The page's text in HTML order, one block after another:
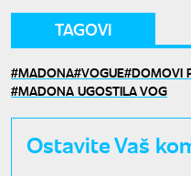
TAGOVI
MADONA VOGUE DOMOVI
MADONA UGOSTILA VOG
Ostavite Vaš